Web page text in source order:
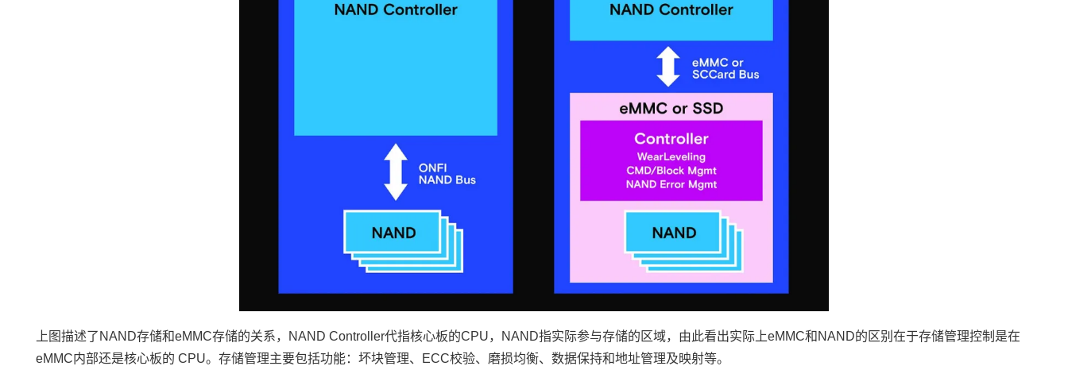
上图描述了NAND存储和eMMC存储的关系，NAND Controller代指核心板的CPU，NAND指实际参与存储的区域，由此看出实际上eMMC和NAND的区别在于存储管理控制是在
eMMC内部还是核心板的 CPU。存储管理主要包括功能：坏块管理、ECC校验、磨损均衡、数据保持和地址管理及映射等。